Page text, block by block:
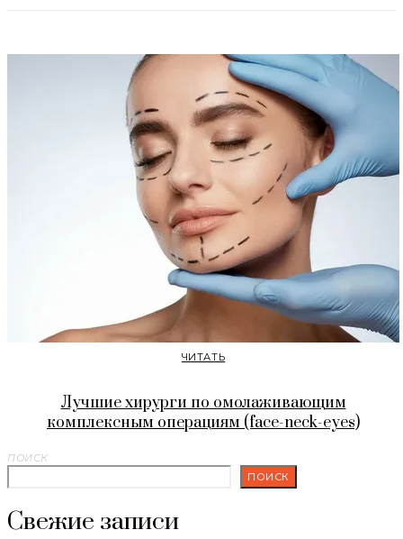
ЧИТАТЬ
Лучшие хирурги по омолаживающим
комплексным операциям (face-neck-eyes)
ПОИСК
ПОИСК
Свежие записи